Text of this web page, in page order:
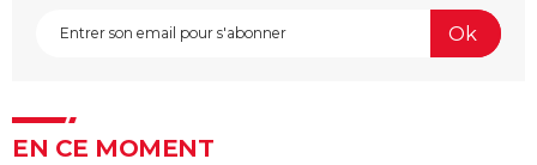
EN CE MOMENT